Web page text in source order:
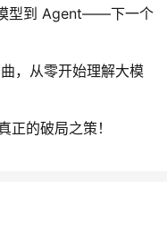
型到 Agent——下一个
，从零开始理解大模
的破局之策！